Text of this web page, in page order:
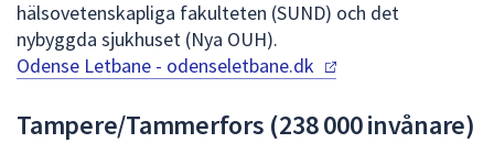
hälsovetenskapliga fakulteten (SUND) och det
nybyggda sjukhuset (Nya OUH).
Odense Letbane - odenseletbane.dk
Tampere/Tammerfors (238 000 invånare)